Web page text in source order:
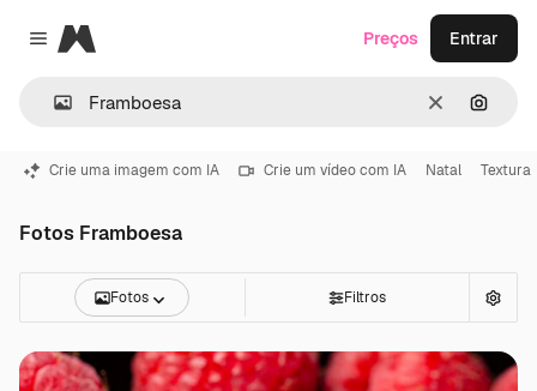
Close menu
Magnific
Limpar
Preços Entrar
Crie uma imagem com IA Crie um vídeo com IA Natal Textura
Fotos Framboesa
Fotos Filtros